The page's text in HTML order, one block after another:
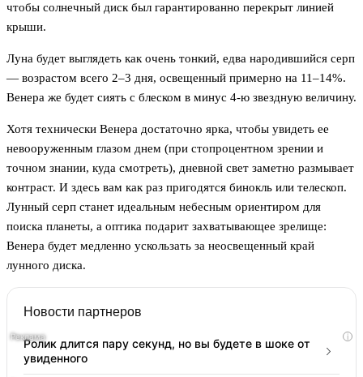
чтобы солнечный диск был гарантированно перекрыт линией
крыши.
Луна будет выглядеть как очень тонкий, едва народившийся серп
— возрастом всего 2–3 дня, освещенный примерно на 11–14%.
Венера же будет сиять с блеском в минус 4-ю звездную величину.
Хотя технически Венера достаточно ярка, чтобы увидеть ее
невооруженным глазом днем (при стопроцентном зрении и
точном знании, куда смотреть), дневной свет заметно размывает
контраст. И здесь вам как раз пригодятся бинокль или телескоп.
Лунный серп станет идеальным небесным ориентиром для
поиска планеты, а оптика подарит захватывающее зрелище:
Венера будет медленно ускользать за неосвещенный край
лунного диска.
Новости партнеров
i
Ролик длится пару секунд, но вы будете в шоке от
увиденного